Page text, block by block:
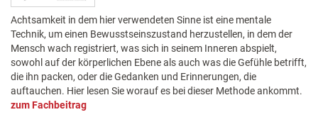
Achtsamkeit in dem hier verwendeten Sinne ist eine mentale
Technik, um einen Bewusstseinszustand herzustellen, in dem der
Mensch wach registriert, was sich in seinem Inneren abspielt,
sowohl auf der körperlichen Ebene als auch was die Gefühle betrifft,
die ihn packen, oder die Gedanken und Erinnerungen, die
auftauchen. Hier lesen Sie worauf es bei dieser Methode ankommt.
zum Fachbeitrag